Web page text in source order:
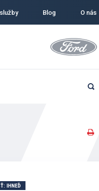
Blog O nás
IHNEĎ